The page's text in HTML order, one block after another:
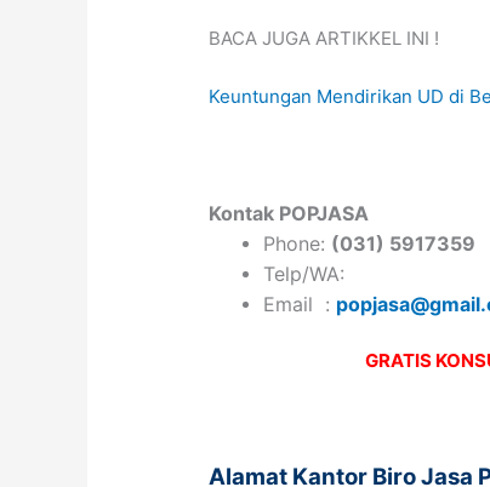
BACA JUGA ARTIKKEL INI !
Keuntungan Mendirikan UD di
Kontak POPJASA
Phone: (031) 5917359
Telp/WA:
Email :
GRATIS
Alamat Kantor Biro Jasa